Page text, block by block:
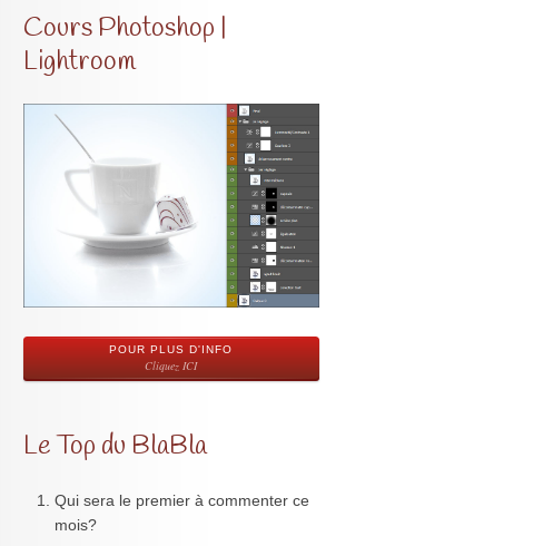
Cours Photoshop |
Lightroom
POUR PLUS D'INFO
Cliquez ICI
Le Top du BlaBla
Qui sera le premier à commenter ce
mois?